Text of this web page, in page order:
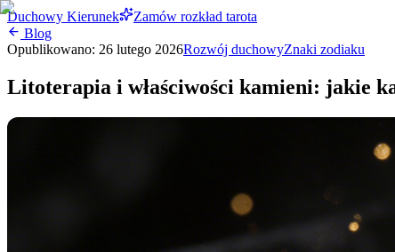
Duchowy Kierunek
Zamów rozkład tarota
Blog
Opublikowano: 26 lutego 2026Rozwój duchowyZnaki zodiaku
Litoterapia i właściwości kamieni: jakie